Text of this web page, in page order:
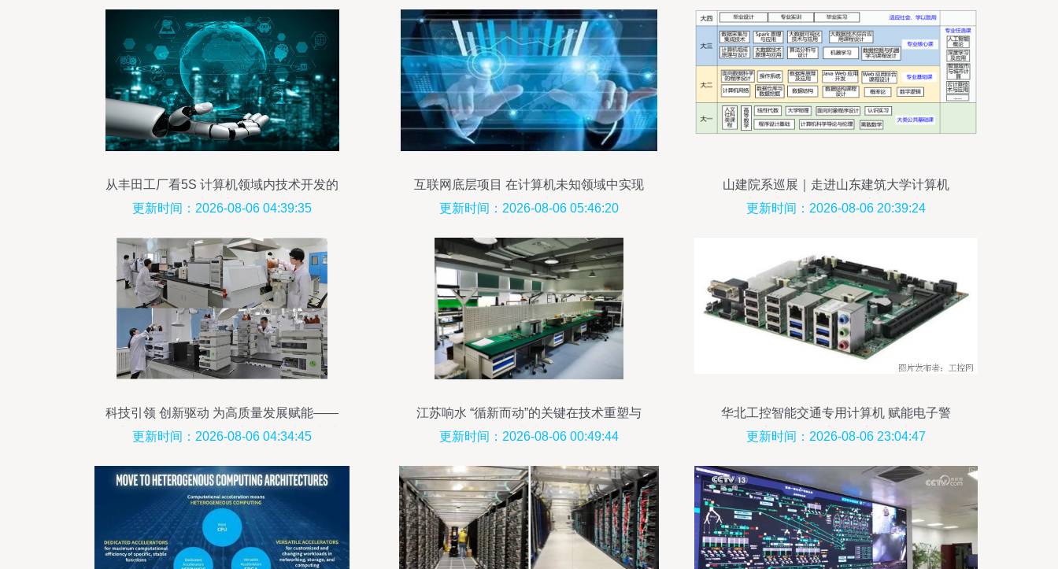
从丰田工厂看5S 计算机领域内技术开发的
文化启示
更新时间：2026-08-06 04:39:35
互联网底层项目 在计算机未知领域中实现
技术自由
更新时间：2026-08-06 05:46:20
山建院系巡展｜走进山东建筑大学计算机
科学与技术学院 追逐技术浪潮的工程师摇
更新时间：2026-08-06 20:39:24
科技引领 创新驱动 为高质量发展赋能——
我市“十三五”期间科技创新取得历史性突破
更新时间：2026-08-06 04:34:45
江苏响水 “循新而动”的关键在技术重塑与
产业升级
更新时间：2026-08-06 00:49:44
华北工控智能交通专用计算机 赋能电子警
察升级，筑牢道路安全防线
更新时间：2026-08-06 23:04:47